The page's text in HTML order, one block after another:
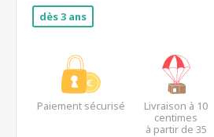
dès 3 ans
Paiement sécurisé
Livraison à 10
centimes
à partir de 35